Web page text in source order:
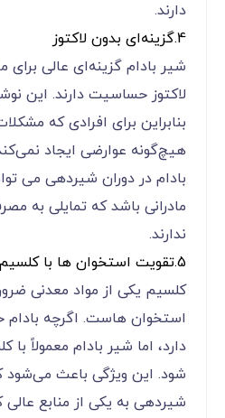
دارند.
4.گزینه‌ای بدون لاکتوز
شیر بادام گزینه‌ای عالی برای
لاکتوز حساسیت دارند. این
بنابراین برای افرادی که
هیچ‌گونه عوارضی ایجاد
بادام در دوران شیردهی می
مادرانی باشد که تمایلی به
ندارند.
5.تقویت استخوان‌ ها با کلسیم غنی شده
کلسیم یکی از مواد معدنی
استخوان‌ هاست. اگرچه بادام
دارد، اما شیر بادام معمولاً
شود. این ویژگی باعث می‌شود
شیردهی به یکی از منابع عالی